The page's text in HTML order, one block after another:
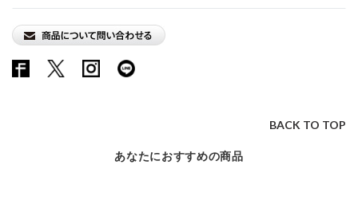
BACK TO TOP
あなたにおすすめの商品